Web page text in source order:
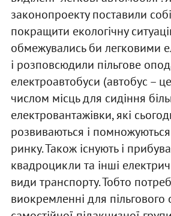
законопроекту поставили
покращити екологічну
обмежувались би легковими
і розповсюдили пільгове
електроавтобуси (автобус –
числом місць для сидіння
електровантажівки, які
розвиваються і
ринку. Також існують і
квадроцикли та інші
види транспорту. Тобто
виокремленні для